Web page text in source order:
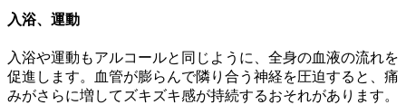
入浴、運動
入浴や運動もアルコールと同じように、全身の血液の流れを
促進します。血管が膨らんで隣り合う神経を圧迫すると、痛
みがさらに増してズキズキ感が持続するおそれがあります。